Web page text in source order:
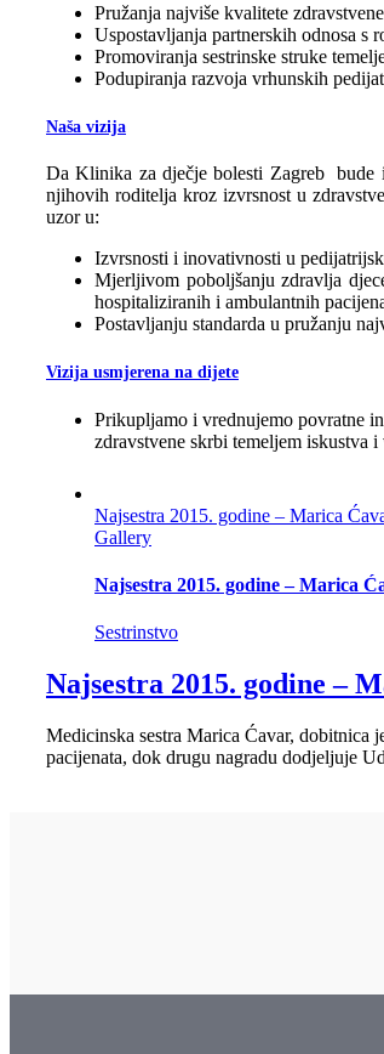
Pružanja najviše kvalitete
Uspostavljanja partnerskih odnosa s
Promoviranja sestrinske struke
Podupiranja razvoja vrhunskih
Naša vizija
Da Klinika za dječje bolesti Zagreb bude
njihovih roditelja kroz izvrsnost u
uzor u:
Izvrsnosti i inovativnosti u
Mjerljivom poboljšanju zdravlja
hospitaliziranih i ambulantnih
Postavljanju standarda u pružanju
Vizija usmjerena na dijete
Prikupljamo i vrednujemo povratne
zdravstvene skrbi temeljem iskustva
Najsestra 2015. godine – Marica
Gallery
Najsestra 2015. godine – Marica
Sestrinstvo
Najsestra 2015. godine –
Medicinska sestra Marica Ćavar, dobitnica
pacijenata, dok drugu nagradu dodjeljuje